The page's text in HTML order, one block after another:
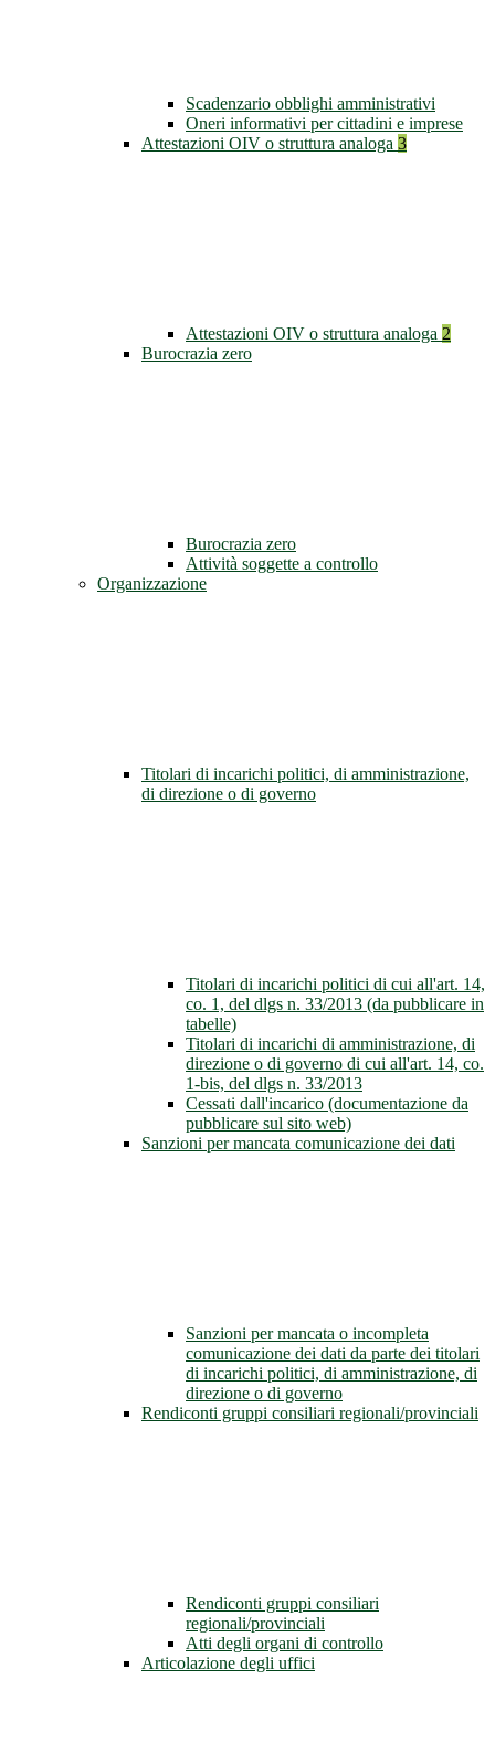
Scadenzario obblighi amministrativi
Oneri informativi per cittadini e imprese
Attestazioni OIV o struttura analoga 3
Attestazioni OIV o struttura analoga 2
Burocrazia zero
Burocrazia zero
Attività soggette a controllo
Organizzazione
Titolari di incarichi politici, di amministrazione,
di direzione o di governo
Titolari di incarichi politici di cui all'art. 14,
co. 1, del dlgs n. 33/2013 (da pubblicare in
tabelle)
Titolari di incarichi di amministrazione, di
direzione o di governo di cui all'art. 14, co.
1-bis, del dlgs n. 33/2013
Cessati dall'incarico (documentazione da
pubblicare sul sito web)
Sanzioni per mancata comunicazione dei dati
Sanzioni per mancata o incompleta
comunicazione dei dati da parte dei titolari
di incarichi politici, di amministrazione, di
direzione o di governo
Rendiconti gruppi consiliari regionali/provinciali
Rendiconti gruppi consiliari
regionali/provinciali
Atti degli organi di controllo
Articolazione degli uffici